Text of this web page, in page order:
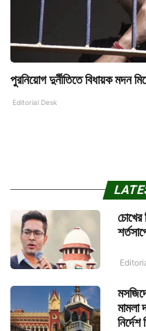
পুরনিয়োগ দুর্নীতিতে বিধায়ক মদন
Editorial Desk
চোখের
মামলা